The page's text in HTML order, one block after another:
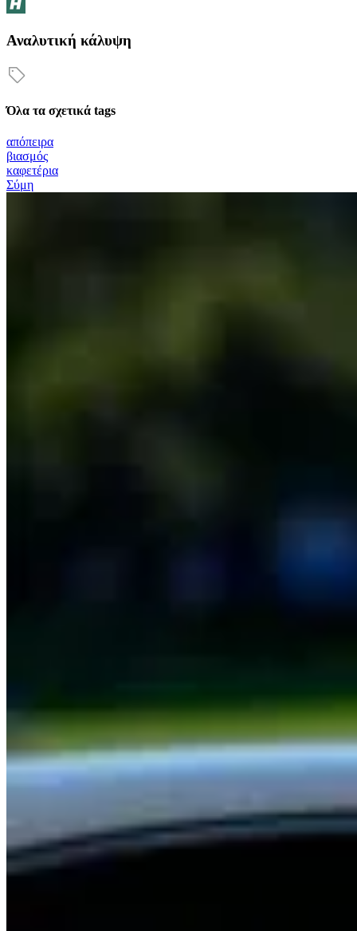
Αναλυτική κάλυψη
Όλα τα σχετικά tags
απόπειρα
βιασμός
καφετέρια
Σύμη